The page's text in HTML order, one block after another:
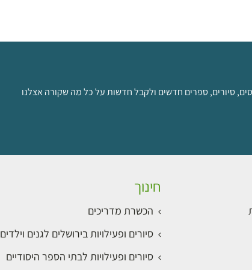
סיורים, ספרים חדשים ולקבל חדשות על כל מה שקורה אצלנו
חינוך
הכשרת מדריכים
סיורים ופעילויות בירושלים לגנים וילדים
סיורים ופעילויות לבתי הספר היסודיים